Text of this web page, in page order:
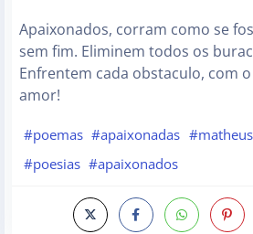
Apaixonados, corram como se
sem fim. Eliminem todos os
Enfrentem cada obstaculo, com
amor!
#poemas #apaixonadas
#poesias #apaixonados